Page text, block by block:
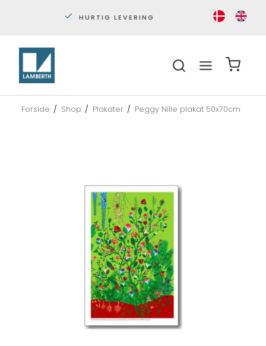
HURTIG LEVERING
Forside / Shop / Plakater / Peggy Nille plakat 50x70cm